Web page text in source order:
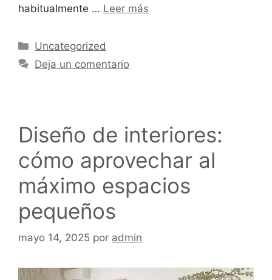
habitualmente … Leer más
Uncategorized
Deja un comentario
Diseño de interiores:
cómo aprovechar al
máximo espacios
pequeños
mayo 14, 2025 por admin